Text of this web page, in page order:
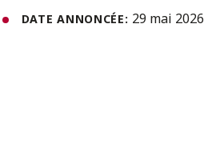
DATE ANNONCÉE: 29 mai 2026